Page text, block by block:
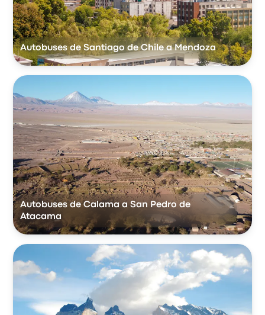
Autobuses de Santiago de Chile a Mendoza
Autobuses de Calama a San Pedro de
Atacama